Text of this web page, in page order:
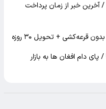
آخرین خبر از زمان پرداخت
قرعه‌کشی + تحویل ۳۰ روزه
دام افغان ها به بازار